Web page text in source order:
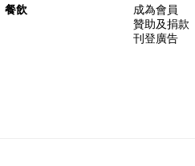
餐飲
成為會員
贊助及捐款
刊登廣告